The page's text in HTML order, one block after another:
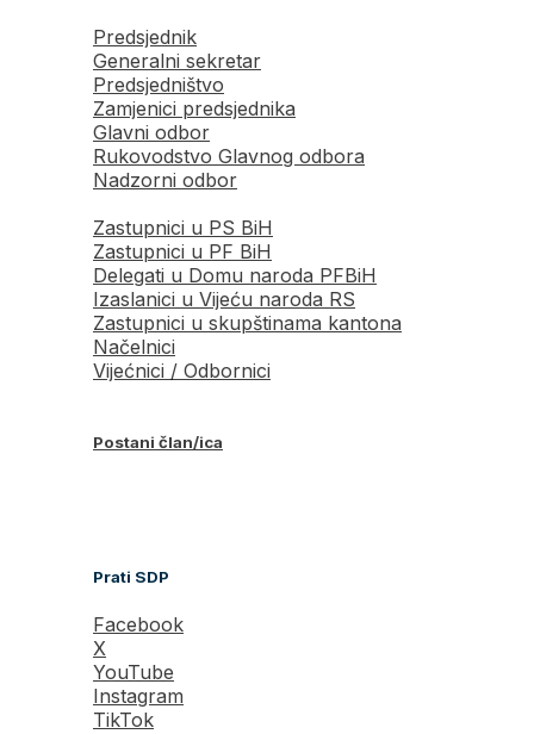
Predsjednik
Generalni sekretar
Predsjedništvo
Zamjenici predsjednika
Glavni odbor
Rukovodstvo Glavnog odbora
Nadzorni odbor
Zastupnici u PS BiH
Zastupnici u PF BiH
Delegati u Domu naroda PFBiH
Izaslanici u Vijeću naroda RS
Zastupnici u skupštinama kantona
Načelnici
Vijećnici / Odbornici
Postani član/ica
Prati SDP
Facebook
X
YouTube
Instagram
TikTok